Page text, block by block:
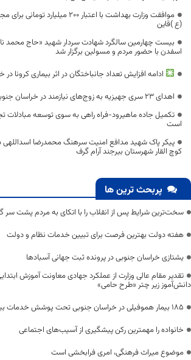
موافقت وزارت بهداشت با اعتبار ۲۰۰
(ع )قاین
بیست چهارمین سالگرد شهادت سردار شهید «حاج محمد
اسفدن با حضور مردم و مسولین برگزار شد
ادامه افزایش تعداد جانباختگان در اثر بیماری کرونا
اهدای ۲۳ سری جهیزیه به زوج‌های نیازمند در خراسان جنوبی
تکمیل جاده ماهیرود-فراه راهی به سوی توسعه مبادلات
است
پیکر پاک شهید مدافع امنیت سرهنگ محمدرضا اسداللهی
کوچ القار شهرستان بیرجند آرام گرف
پربحث ترین ها
سخت‌ترین شرایط پس از انقلاب را با اتکای به مردم پشت سر
هفته دولت بهترین فرصت برای تبیین خدمات نظام و دولت
یشتازی خراسان جنوبی در پرونده ثبت جهانی آسبادها
دانش‌آموز زیر چتر «طرح حامی»
۱۸۵ بیمار هموفیلی در خراسان جنوبی تحت پوشش خدمات بیمه سلامت قرار دارند
خانواده را مهمترین رکن پیشگیری از آسیب‌های اجتماعی
موضوع میراث فرهنگی، امری فرابخشی است